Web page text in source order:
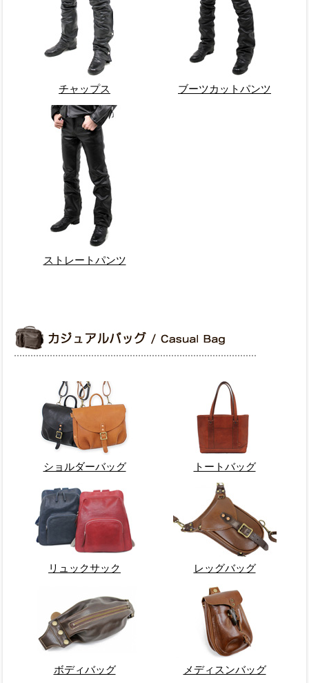
チャップス ブーツカットパンツ
ストレートパンツ
ショルダーバッグ トートバッグ
リュックサック レッグバッグ
ボディバッグ メディスンバッグ